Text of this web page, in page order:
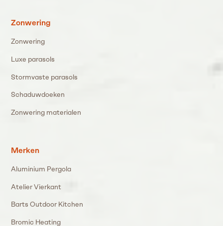
Merken
Aluminium Pergola
Atelier Vierkant
Barts Outdoor Kitchen
Bromic Heating
Zonwering
Zonwering
Luxe parasols
Stormvaste parasols
Schaduwdoeken
Zonwering materialen